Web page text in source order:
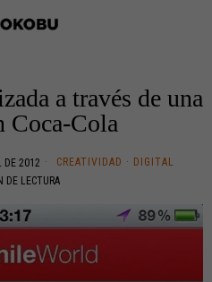
a través de una
Coca-Cola
DE 2012 CREATIVIDAD · DIGITAL
DE LECTURA